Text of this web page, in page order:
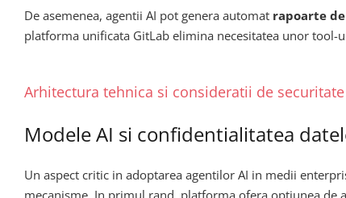
De asemenea, agentii AI pot genera automat rapoarte
platforma unificata GitLab elimina necesitatea unor
Arhitectura tehnica si consideratii de securitate
Modele AI si confidentialitatea
Un aspect critic in adoptarea agentilor AI in medii